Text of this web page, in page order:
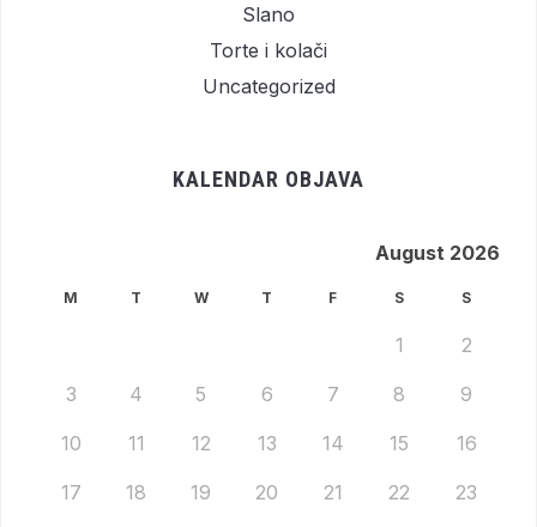
Slano
Torte i kolači
Uncategorized
KALENDAR OBJAVA
August 2026
M T W T F S S
1 2
3 4 5 6 7 8 9
10 11 12 13 14 15 16
17 18 19 20 21 22 23